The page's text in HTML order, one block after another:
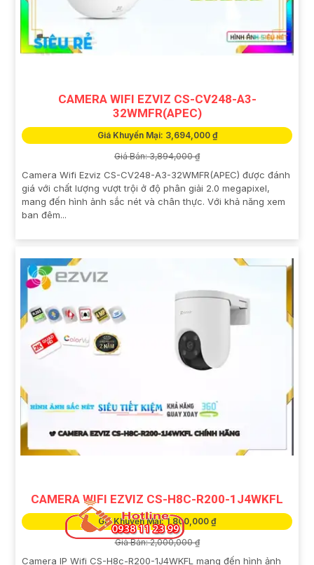
CAMERA WIFI EZVIZ CS-CV248-A3-
32WMFR(APEC)
Giá Khuyến Mại: 3,694,000 ₫
Giá Bán: 3,894,000 ₫
Camera Wifi Ezviz CS-CV248-A3-32WMFR(APEC) được đánh
giá với chất lượng vượt trội ở độ phân giải 2.0 megapixel,
mang đến hình ảnh sắc nét và chân thực. Với khả năng xem
ban đêm...
CAMERA WIFI EZVIZ CS-H8C-R200-1J4WKFL
Giá Khuyến Mại: 1,800,000 ₫
Giá Bán: 2,000,000 ₫
Camera IP Wifi CS-H8c-R200-1J4WKFL mang đến hình ảnh